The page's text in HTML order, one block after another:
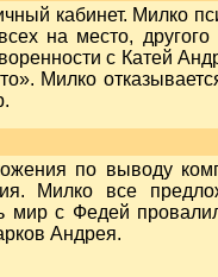
кабинет. Милко
на место,
с Катей
Милко
по выводу
Милко все
с Федей
Андрея.